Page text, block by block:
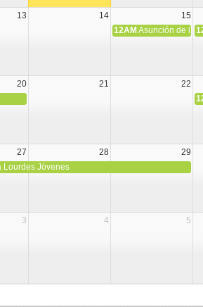
13 14 15
12AM Asunción de la
20 21 22
27 28 29
Lourdes Jóvenes
3 4 5